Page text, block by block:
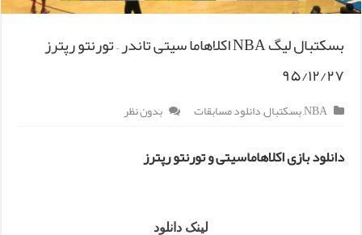
بسکتبال لیگ NBA اکلاهاما سیتی تاندر – تورنتو رپترز
۹۵/۱۲/۲۷
NBA
,بسکتبال,دانلود مسابقات بدون نظر
دانلود بازی اکلاهاماسیتی و تورنتو رپترز
لینک دانلود